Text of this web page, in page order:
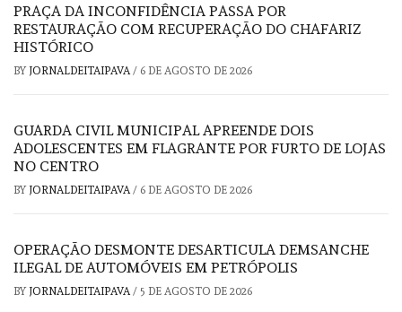
PRAÇA DA INCONFIDÊNCIA PASSA POR
RESTAURAÇÃO COM RECUPERAÇÃO DO CHAFARIZ
HISTÓRICO
BY JORNALDEITAIPAVA/ 6 DE AGOSTO DE 2026
GUARDA CIVIL MUNICIPAL APREENDE DOIS
ADOLESCENTES EM FLAGRANTE POR FURTO DE LOJAS
NO CENTRO
BY JORNALDEITAIPAVA/ 6 DE AGOSTO DE 2026
OPERAÇÃO DESMONTE DESARTICULA DEMSANCHE
ILEGAL DE AUTOMÓVEIS EM PETRÓPOLIS
BY JORNALDEITAIPAVA/ 5 DE AGOSTO DE 2026